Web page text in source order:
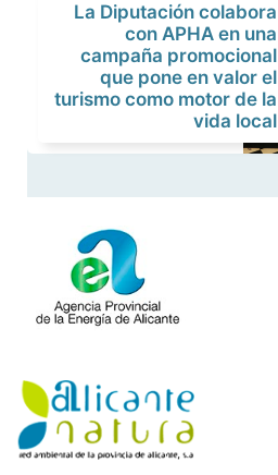
La Diputación colabora
con APHA en una
campaña promocional
que pone en valor el
turismo como motor de la
vida local